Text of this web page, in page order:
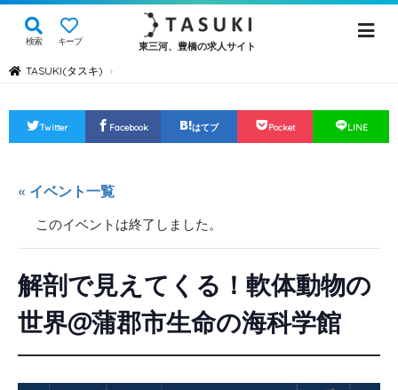
検索 キープ 東三河、豊橋の求人サイト
TASUKI(タスキ) ›
Twitter Facebook はてブ Pocket LINE
« イベント一覧
このイベントは終了しました。
解剖で見えてくる！軟体動物の
世界@蒲郡市生命の海科学館